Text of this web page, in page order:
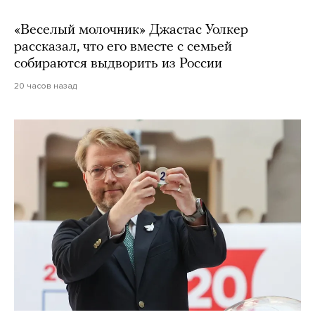
«Веселый молочник» Джастас Уолкер
рассказал, что его вместе с семьей
собираются выдворить из России
20 часов назад